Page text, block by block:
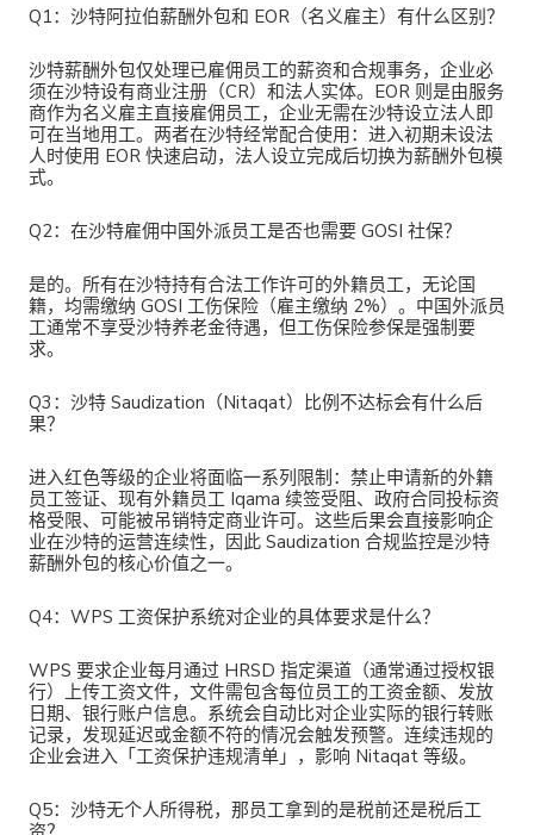
Q1：沙特阿拉伯薪酬外包和 EOR（名义雇主）有什么区别？
沙特薪酬外包仅处理已雇佣员工的薪资和合规事务，企业必
须在沙特设有商业注册（CR）和法人实体。EOR 则是由服务
商作为名义雇主直接雇佣员工，企业无需在沙特设立法人即
可在当地用工。两者在沙特经常配合使用：进入初期未设法
人时使用 EOR 快速启动，法人设立完成后切换为薪酬外包模
式。
Q2：在沙特雇佣中国外派员工是否也需要 GOSI 社保？
是的。所有在沙特持有合法工作许可的外籍员工，无论国
籍，均需缴纳 GOSI 工伤保险（雇主缴纳 2%）。中国外派员
工通常不享受沙特养老金待遇，但工伤保险参保是强制要
求。
Q3：沙特 Saudization（Nitaqat）比例不达标会有什么后
果？
进入红色等级的企业将面临一系列限制：禁止申请新的外籍
员工签证、现有外籍员工 Iqama 续签受阻、政府合同投标资
格受限、可能被吊销特定商业许可。这些后果会直接影响企
业在沙特的运营连续性，因此 Saudization 合规监控是沙特
薪酬外包的核心价值之一。
Q4：WPS 工资保护系统对企业的具体要求是什么？
WPS 要求企业每月通过 HRSD 指定渠道（通常通过授权银
行）上传工资文件，文件需包含每位员工的工资金额、发放
日期、银行账户信息。系统会自动比对企业实际的银行转账
记录，发现延迟或金额不符的情况会触发预警。连续违规的
企业会进入「工资保护违规清单」，影响 Nitaqat 等级。
Q5：沙特无个人所得税，那员工拿到的是税前还是税后工